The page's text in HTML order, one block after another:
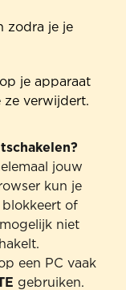
zodra je je
je apparaat
ze verwijdert.
jouw
kun je
blokkeert of
niet
een PC vaak
gebruiken.